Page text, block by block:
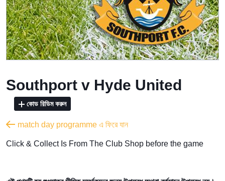
Southport v Hyde United
কোড রিডিম করুন
match day programme এ ফিরে যান
​Click & Collect Is From The Club Shop before the game